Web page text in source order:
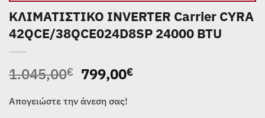
ΚΛΙΜΑΤΙΣΤΙΚΟ INVERTER Carrier CYRA
42QCE/38QCE024D8SP 24000 BTU
1.045,00€ Original
price
was:
799,00€Η
Απογειώστε την άνεση σας!